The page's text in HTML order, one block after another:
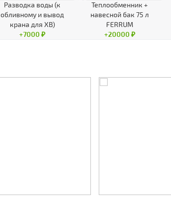
Разводка воды (к
обливному и вывод
крана для ХВ)
+7000 ₽
Теплообменник +
навесной бак 75 л
FERRUM
+20000 ₽